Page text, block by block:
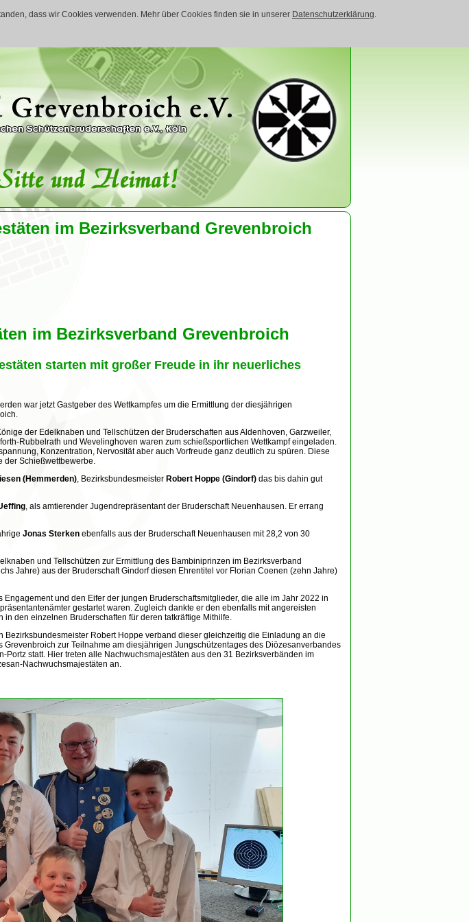
im Bezirksverband Grevenbroich
im Bezirksverband Grevenbroich
starten mit großer Freude in ihr neuerliches
war jetzt Gastgeber des Wettkampfes um die Ermittlung der diesjährigen
der Edelknaben und Tellschützen der Bruderschaften aus Aldenhoven, Garzweiler,
Rubbelrath und Wevelinghoven waren zum schießsportlichen Wettkampf eingeladen.
Konzentration, Nervosität aber auch Vorfreude ganz deutlich zu spüren. Diese
der Schießwettbewerbe.
(Hemmerden), Bezirksbundesmeister Robert Hoppe (Gindorf) das bis dahin gut
, als amtierender Jugendrepräsentant der Bruderschaft Neuenhausen. Er errang
Jonas Sterken ebenfalls aus der Bruderschaft Neuenhausen mit 28,2 von 30
und Tellschützen zur Ermittlung des Bambiniprinzen im Bezirksverband
Jahre) aus der Bruderschaft Gindorf diesen Ehrentitel vor Florian Coenen (zehn Jahre)
und den Eifer der jungen Bruderschaftsmitglieder, die alle im Jahr 2022 in
gestartet waren. Zugleich dankte er den ebenfalls mit angereisten
den einzelnen Bruderschaften für deren tatkräftige Mithilfe.
Bezirksbundesmeister Robert Hoppe verband dieser gleichzeitig die Einladung an die
zur Teilnahme am diesjährigen Jungschützentages des Diözesanverbandes
Portz statt. Hier treten alle Nachwuchsmajestäten aus den 31 Bezirksverbänden im
Nachwuchsmajestäten an.
dass wir Cookies verwenden. Mehr über Cookies finden sie in unserer Datenschutzerklärung.